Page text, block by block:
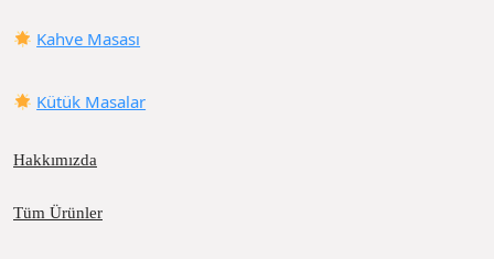
Kahve Masası
Kütük Masalar
Hakkımızda
Tüm Ürünler